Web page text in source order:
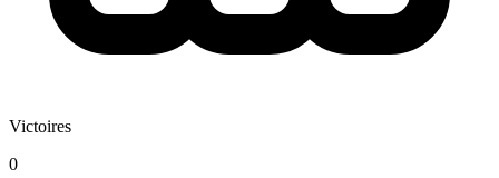
Victoires
0